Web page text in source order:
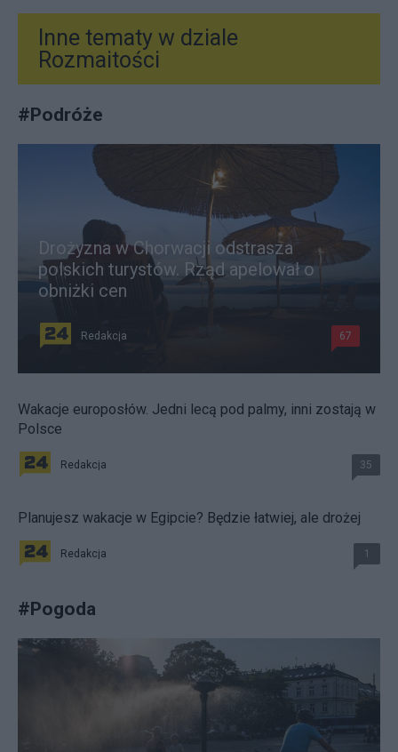
Inne tematy w dziale
Rozmaitości
#Podróże
Drożyzna w Chorwacji odstrasza
polskich turystów. Rząd apelował o
obniżki cen
Redakcja 67
Wakacje europosłów. Jedni lecą pod palmy, inni zostają w
Polsce
Redakcja 35
Planujesz wakacje w Egipcie? Będzie łatwiej, ale drożej
Redakcja 1
#Pogoda